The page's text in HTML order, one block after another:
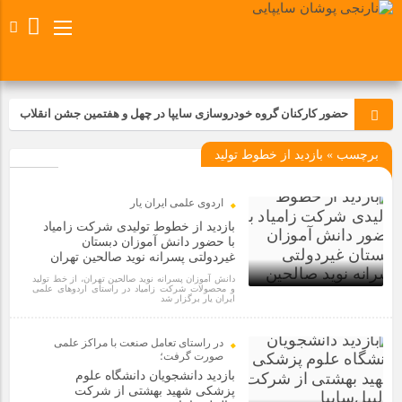
حضور کارکنان گروه خودروسازی سایپا در چهل و هفتمین جشن انقلاب
تجدید بیعت کارکنان شرکت پارس خودرو با آرمان های رهبر کبیر و فقید
مسابقات ورزشی در مگاموتوربا استقبال کارکنان برگزار شد
مراسم عزاداری و ذکرمصیبت سالروز شهادت امام محمدتقی(ع) در
شرکت زامیاد
تجربه‌ای میدانی از صنعت برای دانش‌آموزان فنی‌وحرفه‌ای؛ بازدید
دانش‌آموزان از خطوط تولید مگاموتور
برچسب » بازدید از خطوط تولید
اردوی علمی ایران یار
بازدید از خطوط تولیدی شرکت زامیاد
با حضور دانش آموزان دبستان
غیردولتی پسرانه نوید صالحین تهران
دانش آموزان پسرانه نوید صالحین تهران، از خط تولید
و محصولات شرکت زامیاد در راستای اردوهای علمی
ایران یار برگزار شد
در راستای تعامل صنعت با مراکز علمی
صورت گرفت؛
بازدید دانشجویان دانشگاه علوم
پزشکی شهید بهشتی از شرکت